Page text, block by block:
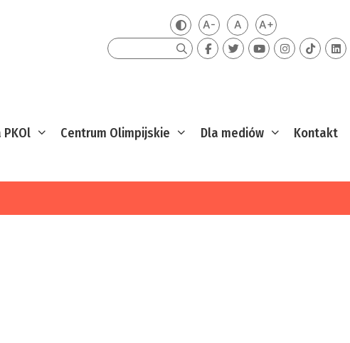
Zmień kontrast
A-Mniejsza czcionka
ADomyślna czcionka
A+Większa
Szukaj
PKOl Centrum Olimpijskie Dla mediów Kontakt